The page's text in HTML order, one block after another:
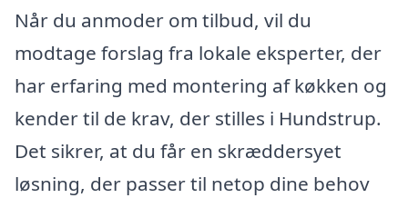
Når du anmoder om tilbud, vil du
modtage forslag fra lokale eksperter, der
har erfaring med montering af køkken og
kender til de krav, der stilles i Hundstrup.
Det sikrer, at du får en skræddersyet
løsning, der passer til netop dine behov